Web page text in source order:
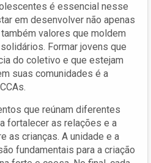
é essencial nesse
em desenvolver não apenas
valores que moldem
Formar jovens que
do coletivo e que estejam
suas comunidades é a
que reúnam diferentes
fortalecer as relações e a
as crianças. A unidade e a
fundamentais para a criação